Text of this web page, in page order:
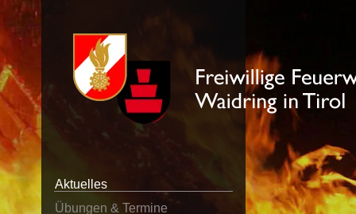
Aktuelles
Übungen & Termine